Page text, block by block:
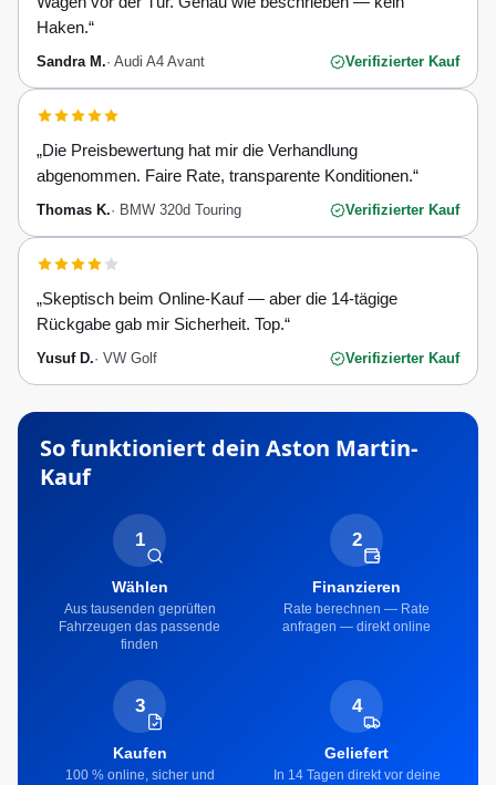
Haken.“
Sandra M.· Audi A4 Avant Verifizierter Kauf
„Die Preisbewertung hat mir die Verhandlung
abgenommen. Faire Rate, transparente Konditionen.“
Thomas K.· BMW 320d Touring Verifizierter Kauf
„Skeptisch beim Online-Kauf — aber die 14-tägige
Rückgabe gab mir Sicherheit. Top.“
Yusuf D.· VW Golf Verifizierter Kauf
So funktioniert dein Aston Martin-
Kauf
1
Wählen
Aus tausenden geprüften
Fahrzeugen das passende
finden
2
Finanzieren
Rate berechnen — Rate
anfragen — direkt online
3
Kaufen
100 % online, sicher und
4
Geliefert
In 14 Tagen direkt vor deine